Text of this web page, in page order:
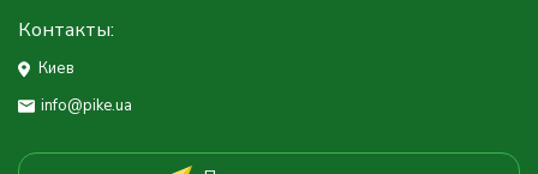
Контакты:
Киев
info@pike.ua